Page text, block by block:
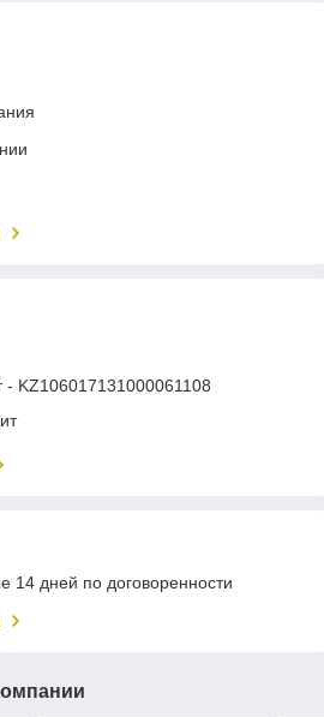
- KZ106017131000061108
14 дней по договоренности